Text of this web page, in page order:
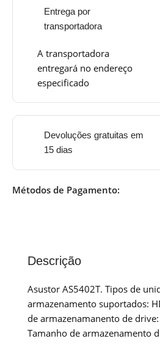
Entrega por
transportadora
A transportadora
entregará no endereço
especificado
Devoluções gratuitas em
15 dias
Métodos de Pagamento:
Descrição
Asustor AS5402T. Tipos de
armazenamento suportados:
de armazenamanento de
Tamanho de armazenamento